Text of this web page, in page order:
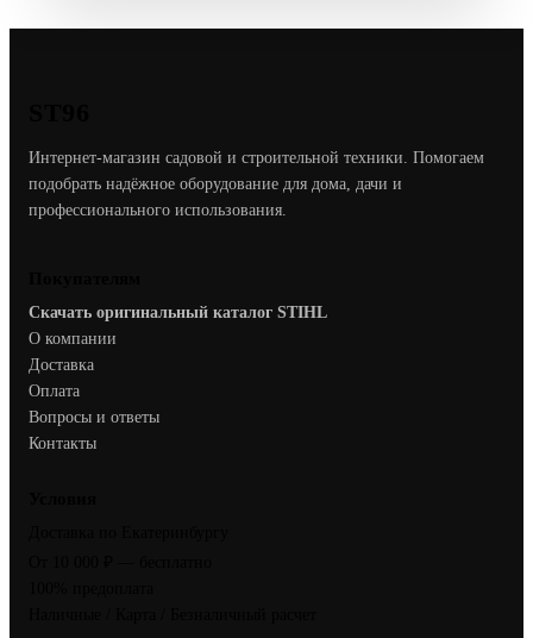
Интернет-магазин садовой и строительной техники. Помогаем
подобрать надёжное оборудование для дома, дачи и
профессионального использования.
Скачать оригинальный каталог STIHL
О компании
Доставка
Оплата
Вопросы и ответы
Контакты